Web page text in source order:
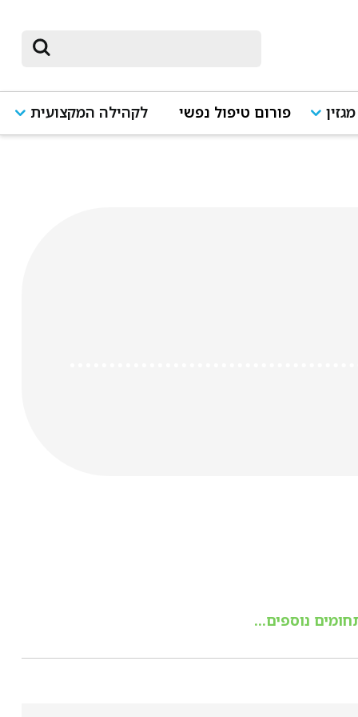
מגזין פורום טיפול נפשי לקהילה המקצועית
נוספים...